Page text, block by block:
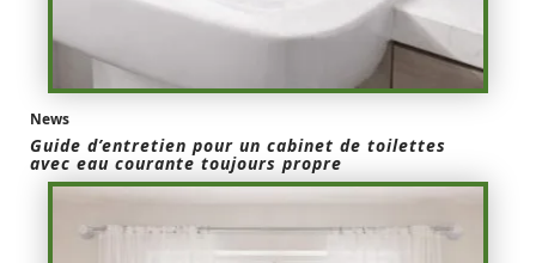
News
Guide d’entretien pour un cabinet de toilettes
avec eau courante toujours propre